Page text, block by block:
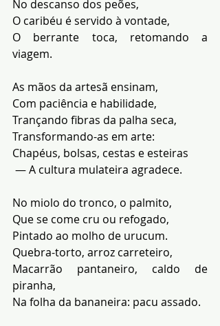
No descanso dos peões,
O caribéu é servido à vontade,
O berrante toca, retomando a
viagem.
As mãos da artesã ensinam,
Com paciência e habilidade,
Trançando fibras da palha seca,
Transformando-as em arte:
Chapéus, bolsas, cestas e esteiras
— A cultura mulateira agradece.
No miolo do tronco, o palmito,
Que se come cru ou refogado,
Pintado ao molho de urucum.
Quebra-torto, arroz carreteiro,
Macarrão pantaneiro, caldo de
piranha,
Na folha da bananeira: pacu assado.